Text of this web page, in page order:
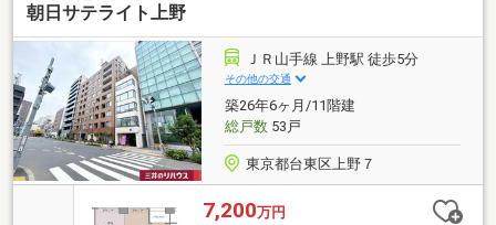
換気乾燥暖房機■オートバス■温水洗浄暖房便座■JR山
手線・京浜東北線・常磐線 宇都宮線・高崎線・上野
東京ライン「上野」駅 徒歩5分■東京メトロ銀座線
「稲荷町」駅 徒歩4分
朝日サテライト上野
ＪＲ山手線 上野駅 徒歩5分
その他の交通
築26年6ヶ月/11階建
総戸数53戸
東京都台東区上野７
7,200万円